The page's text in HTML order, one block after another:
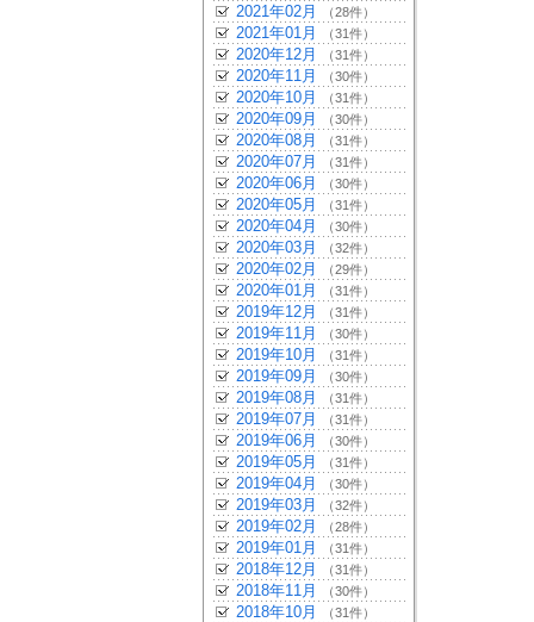
2021年02月 （28件）
2021年01月 （31件）
2020年12月 （31件）
2020年11月 （30件）
2020年10月 （31件）
2020年09月 （30件）
2020年08月 （31件）
2020年07月 （31件）
2020年06月 （30件）
2020年05月 （31件）
2020年04月 （30件）
2020年03月 （32件）
2020年02月 （29件）
2020年01月 （31件）
2019年12月 （31件）
2019年11月 （30件）
2019年10月 （31件）
2019年09月 （30件）
2019年08月 （31件）
2019年07月 （31件）
2019年06月 （30件）
2019年05月 （31件）
2019年04月 （30件）
2019年03月 （32件）
2019年02月 （28件）
2019年01月 （31件）
2018年12月 （31件）
2018年11月 （30件）
2018年10月 （31件）